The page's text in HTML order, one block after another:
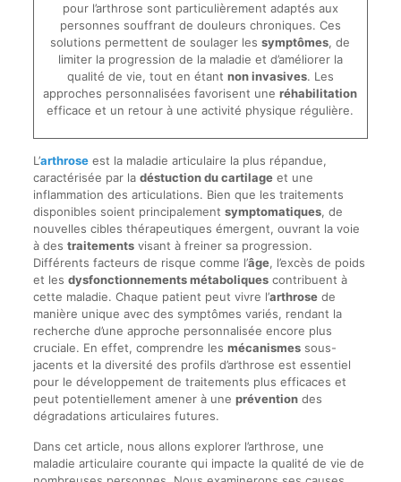
pour l’arthrose sont particulièrement adaptés aux
personnes souffrant de douleurs chroniques. Ces
solutions permettent de soulager lessymptômes, de
limiter la progression de la maladie et d’améliorer la
qualité de vie, tout en étant non invasives. Les
approches personnalisées favorisent uneréhabilitation
efficace et un retour à une activité physique régulière.
L’arthroseest la maladie articulaire la plus répandue,
caractérisée par la déstuction du cartilageet une
inflammation des articulations. Bien que les traitements
disponibles soient principalement symptomatiques, de
nouvelles cibles thérapeutiques émergent, ouvrant la voie
à des traitementsvisant à freiner sa progression.
Différents facteurs de risque comme l’âge, l’excès de poids
et les dysfonctionnements métaboliquescontribuent à
cette maladie. Chaque patient peut vivre l’arthrosede
manière unique avec des symptômes variés, rendant la
recherche d’une approche personnalisée encore plus
cruciale. En effet, comprendre les mécanismessous-
jacents et la diversité des profils d’arthrose est essentiel
pour le développement de traitements plus efficaces et
peut potentiellement amener à une préventiondes
dégradations articulaires futures.
Dans cet article, nous allons explorer l’arthrose, une
maladie articulaire courante qui impacte la qualité de vie de